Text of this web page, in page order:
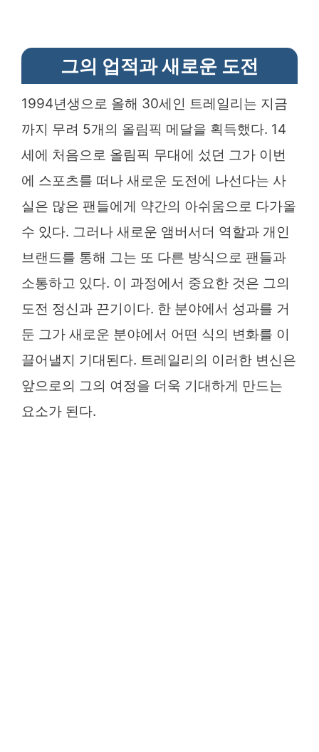
그의 업적과 새로운 도전
1994년생으로 올해 30세인 트레일리는 지금
까지 무려 5개의 올림픽 메달을 획득했다. 14
세에 처음으로 올림픽 무대에 섰던 그가 이번
에 스포츠를 떠나 새로운 도전에 나선다는 사
실은 많은 팬들에게 약간의 아쉬움으로 다가올
수 있다. 그러나 새로운 앰버서더 역할과 개인
브랜드를 통해 그는 또 다른 방식으로 팬들과
소통하고 있다. 이 과정에서 중요한 것은 그의
도전 정신과 끈기이다. 한 분야에서 성과를 거
둔 그가 새로운 분야에서 어떤 식의 변화를 이
끌어낼지 기대된다. 트레일리의 이러한 변신은
앞으로의 그의 여정을 더욱 기대하게 만드는
요소가 된다.